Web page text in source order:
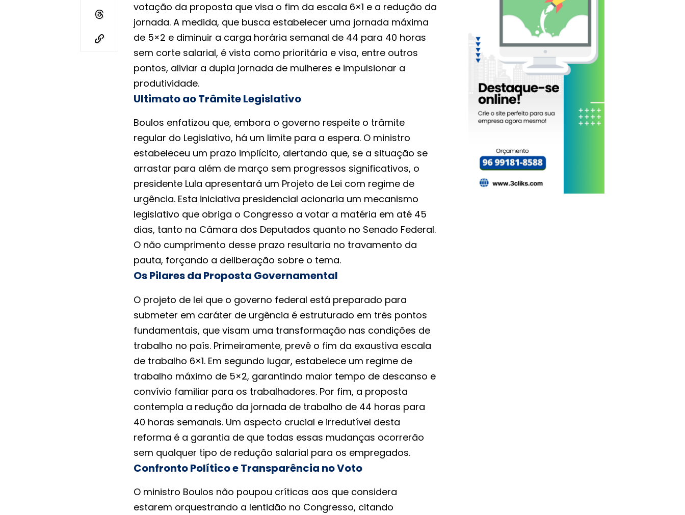
votação da proposta que visa o fim da escala 6×1 e a redução da
jornada. A medida, que busca estabelecer uma jornada máxima
de 5×2 e diminuir a carga horária semanal de 44 para 40 horas
sem corte salarial, é vista como prioritária e visa, entre outros
pontos, aliviar a dupla jornada de mulheres e impulsionar a
produtividade.
Ultimato ao Trâmite Legislativo
Boulos enfatizou que, embora o governo respeite o trâmite
regular do Legislativo, há um limite para a espera. O ministro
estabeleceu um prazo implícito, alertando que, se a situação se
arrastar para além de março sem progressos significativos, o
presidente Lula apresentará um Projeto de Lei com regime de
urgência. Esta iniciativa presidencial acionaria um mecanismo
legislativo que obriga o Congresso a votar a matéria em até 45
dias, tanto na Câmara dos Deputados quanto no Senado Federal.
O não cumprimento desse prazo resultaria no travamento da
pauta, forçando a deliberação sobre o tema.
Os Pilares da Proposta Governamental
O projeto de lei que o governo federal está preparado para
submeter em caráter de urgência é estruturado em três pontos
fundamentais, que visam uma transformação nas condições de
trabalho no país. Primeiramente, prevê o fim da exaustiva escala
de trabalho 6×1. Em segundo lugar, estabelece um regime de
trabalho máximo de 5×2, garantindo maior tempo de descanso e
convívio familiar para os trabalhadores. Por fim, a proposta
contempla a redução da jornada de trabalho de 44 horas para
40 horas semanais. Um aspecto crucial e irredutível desta
reforma é a garantia de que todas essas mudanças ocorrerão
sem qualquer tipo de redução salarial para os empregados.
Confronto Político e Transparência no Voto
O ministro Boulos não poupou críticas aos que considera
estarem orquestrando a lentidão no Congresso, citando